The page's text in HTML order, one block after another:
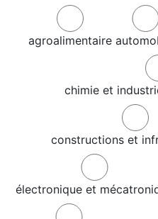
agroalimentaire
chimie et
constructions et
électronique et